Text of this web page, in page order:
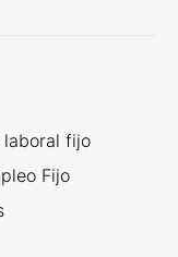
laboral fijo
Fijo